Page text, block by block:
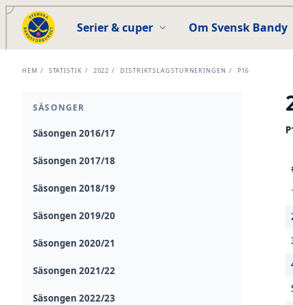
Serier & cuper Om Svensk Bandy
HEM / STATISTIK / 2022 / DISTRIKTSLAGSTURNERINGEN / P16
SÄSONGER
Säsongen 2016/17
Säsongen 2017/18
Säsongen 2018/19
Säsongen 2019/20
Säsongen 2020/21
Säsongen 2021/22
Säsongen 2022/23